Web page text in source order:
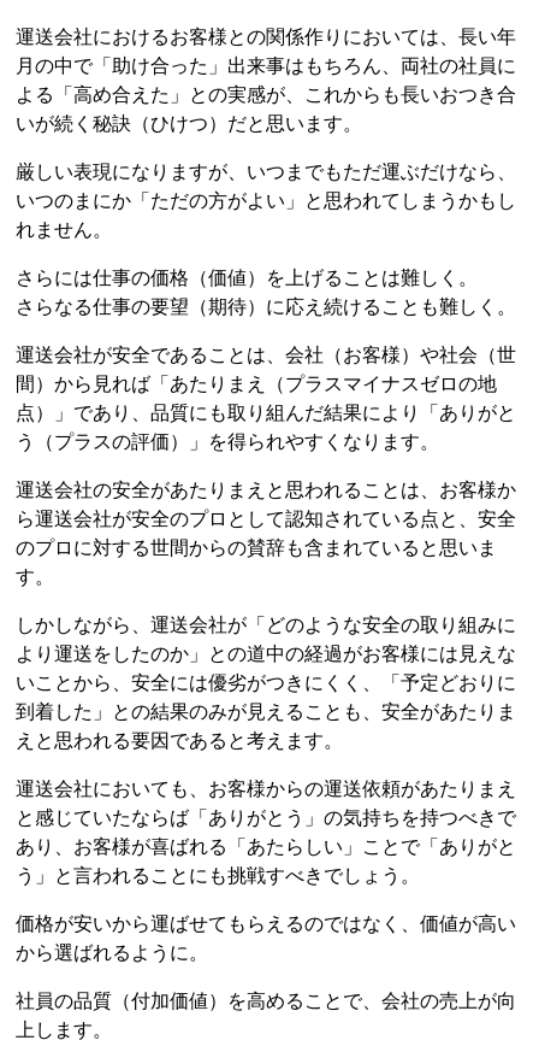
運送会社におけるお客様との関係作りにおいては、長い年
月の中で「助け合った」出来事はもちろん、両社の社員に
よる「高め合えた」との実感が、これからも長いおつき合
いが続く秘訣（ひけつ）だと思います。
厳しい表現になりますが、いつまでもただ運ぶだけなら、
いつのまにか「ただの方がよい」と思われてしまうかもし
れません。
さらには仕事の価格（価値）を上げることは難しく。
さらなる仕事の要望（期待）に応え続けることも難しく。
運送会社が安全であることは、会社（お客様）や社会（世
間）から見れば「あたりまえ（プラスマイナスゼロの地
点）」であり、品質にも取り組んだ結果により「ありがと
う（プラスの評価）」を得られやすくなります。
運送会社の安全があたりまえと思われることは、お客様か
ら運送会社が安全のプロとして認知されている点と、安全
のプロに対する世間からの賛辞も含まれていると思いま
す。
しかしながら、運送会社が「どのような安全の取り組みに
より運送をしたのか」との道中の経過がお客様には見えな
いことから、安全には優劣がつきにくく、「予定どおりに
到着した」との結果のみが見えることも、安全があたりま
えと思われる要因であると考えます。
運送会社においても、お客様からの運送依頼があたりまえ
と感じていたならば「ありがとう」の気持ちを持つべきで
あり、お客様が喜ばれる「あたらしい」ことで「ありがと
う」と言われることにも挑戦すべきでしょう。
価格が安いから運ばせてもらえるのではなく、価値が高い
から選ばれるように。
社員の品質（付加価値）を高めることで、会社の売上が向
上します。